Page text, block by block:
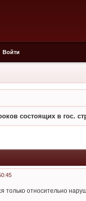
Войти
состоящих в гос.
только относительно